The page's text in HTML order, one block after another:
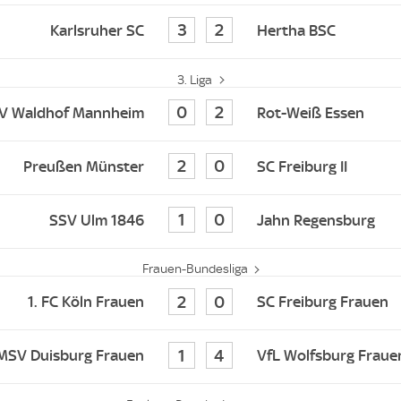
Karlsruher SC 3 2 Hertha BSC
3. Liga
Waldhof Mannheim 0 2 Rot-Weiß Essen
Preußen Münster 2 0 SC Freiburg II
SSV Ulm 1846 1 0 Jahn Regensburg
Frauen-Bundesliga
1. FC Köln Frauen 2 0 SC Freiburg Frauen
Duisburg Frauen 1 4 VfL Wolfsburg